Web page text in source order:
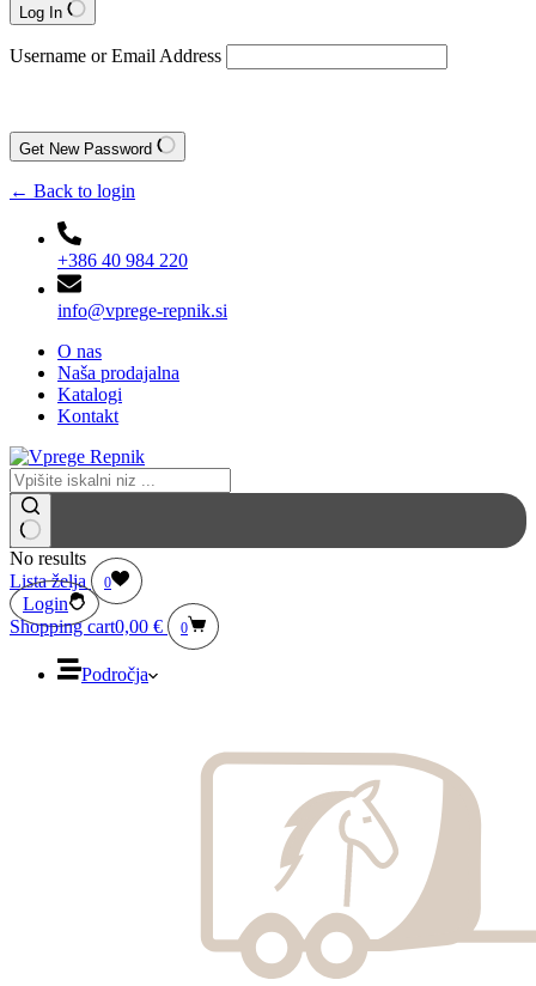
Log In
Username or Email Address
Get New Password
← Back to login
+386 40 984 220
info@vprege-repnik.si
O nas
Naša prodajalna
Katalogi
Kontakt
No results
Lista želja
0
Login
Shopping cart0,00 € 0
Področja